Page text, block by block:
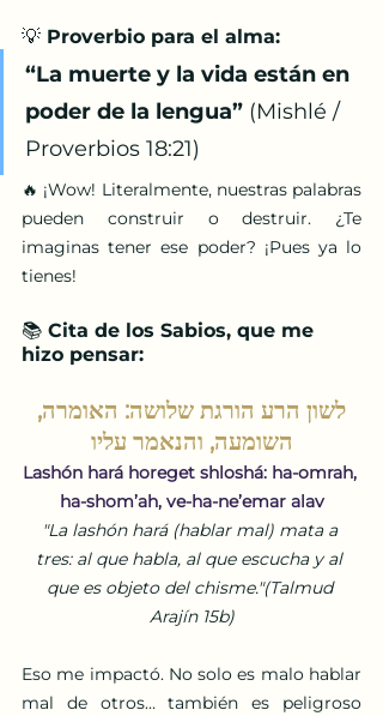
💡 Proverbio para el alma:
“La muerte y la vida están en
poder de la lengua” (Mishlé /
Proverbios 18:21)
🔥 ¡Wow! Literalmente, nuestras palabras
pueden construir o destruir. ¿Te
imaginas tener ese poder? ¡Pues ya lo
tienes!
📚 Cita de los Sabios, que me
hizo pensar:
לשון הרע הורגת שלושה: האומרה,
השומעה, והנאמר עליו
Lashón hará horeget shloshá: ha-omrah,
ha-shom’ah, ve-ha-ne’emar alav
"La lashón hará (hablar mal) mata a
tres: al que habla, al que escucha y al
que es objeto del chisme."(Talmud
Arajín 15b)
Eso me impactó. No solo es malo hablar
mal de otros… también es peligroso